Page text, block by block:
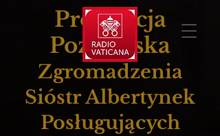
Prowincja
Poznańska
Zgromadzenia
Sióstr Albertynek
Posługujących